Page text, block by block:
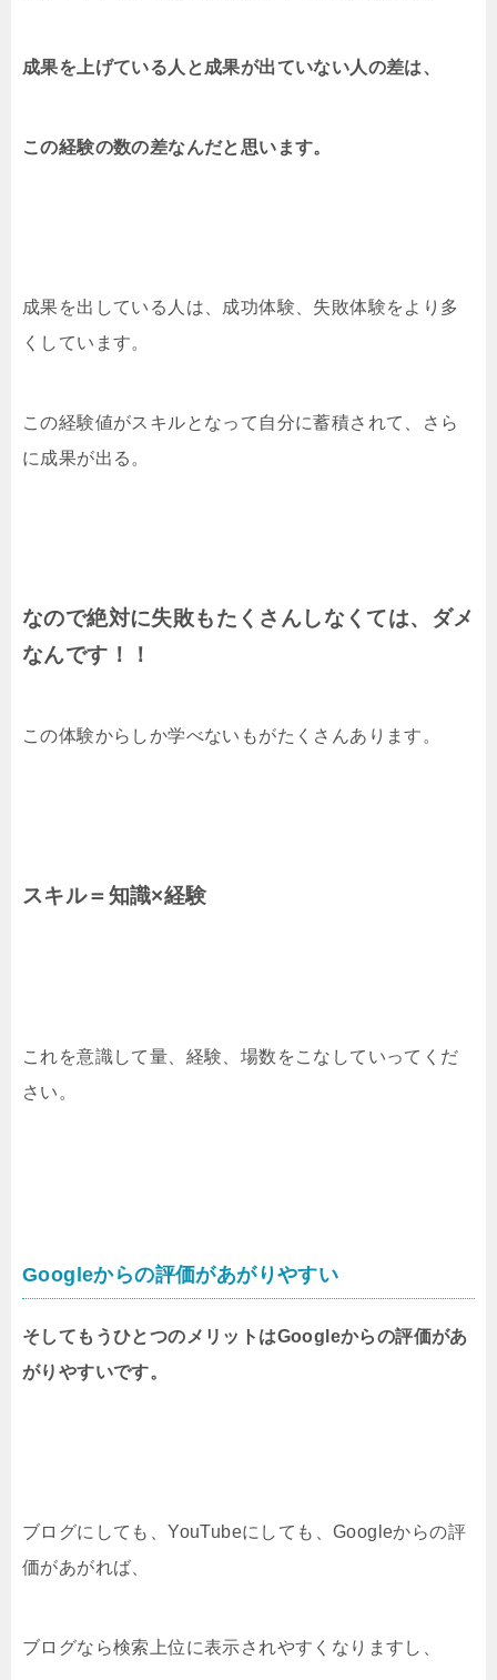
成果を上げている人と成果が出ていない人の差は、
この経験の数の差なんだと思います。
成果を出している人は、成功体験、失敗体験をより多
くしています。
この経験値がスキルとなって自分に蓄積されて、さら
に成果が出る。
なので絶対に失敗もたくさんしなくては、ダメ
なんです！！
この体験からしか学べないもがたくさんあります。
スキル＝知識×経験
これを意識して量、経験、場数をこなしていってくだ
さい。
Googleからの評価があがりやすい
そしてもうひとつのメリットはGoogleからの評価があ
がりやすいです。
ブログにしても、YouTubeにしても、Googleからの評
価があがれば、
ブログなら検索上位に表示されやすくなりますし、